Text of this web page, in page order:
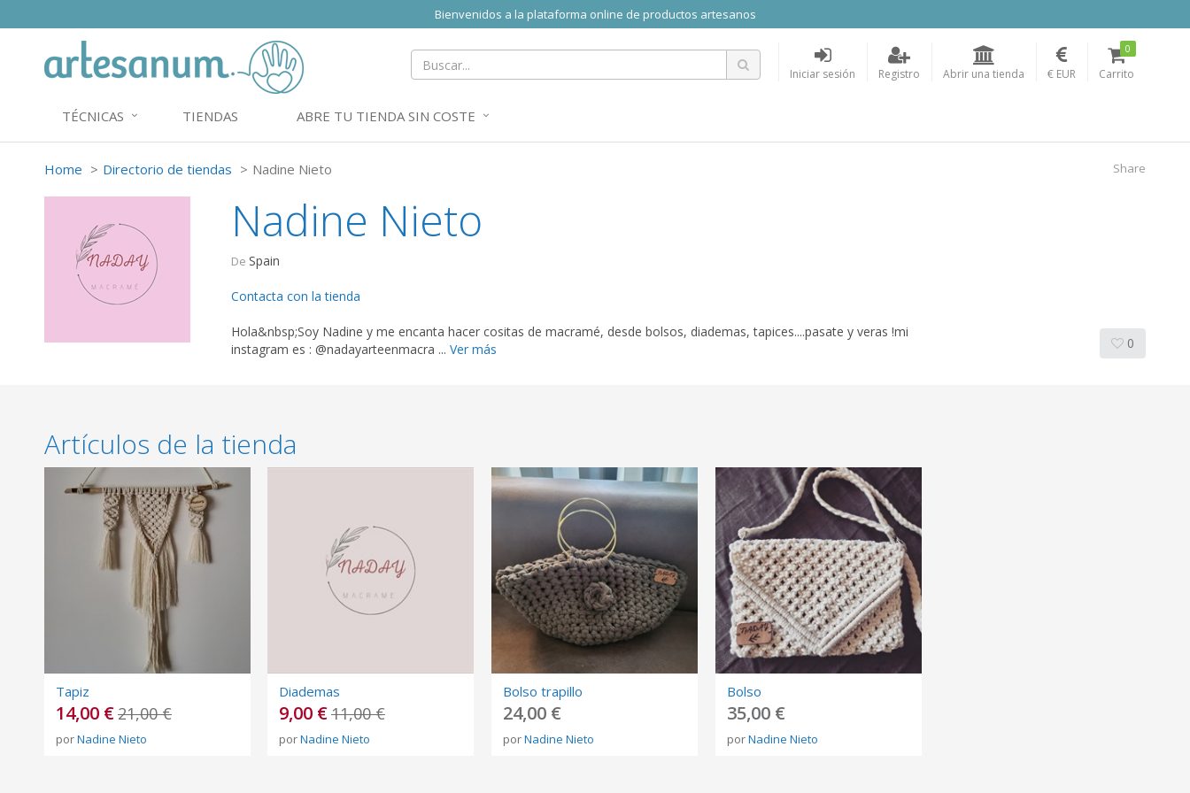
Bienvenidos a la plataforma online de productos artesanos
Iniciar sesión Registro Abrir una tienda € EUR Carrito
0
TÉCNICAS TIENDAS ABRE TU TIENDA SIN COSTE
Share
Home Directorio de tiendas Nadine Nieto
Nadine Nieto
De Spain
Contacta con la tienda
Hola&nbsp;Soy Nadine y me encanta hacer cositas de macramé, desde bolsos, diademas, tapices....pasate y veras !mi
instagram es : @nadayarteenmacra ... Ver más 0
Artículos de la tienda
Tapiz
14,00 €21,00 €
porNadine Nieto
Diademas
9,00 €11,00 €
porNadine Nieto
Bolso trapillo
24,00 €
porNadine Nieto
Bolso
35,00 €
porNadine Nieto